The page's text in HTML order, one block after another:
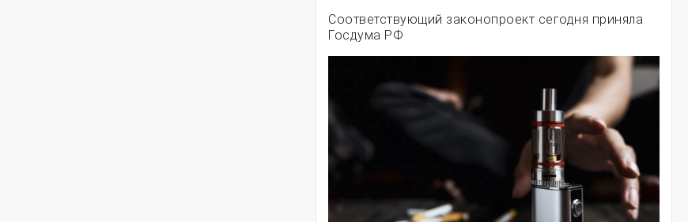
Соответствующий законопроект сегодня приняла
Госдума РФ